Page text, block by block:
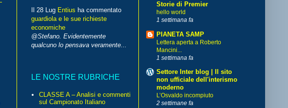
Il 28 Lug Entius ha commentato
guardiola e le sue richieste
economiche
@Stefano. Evidentemente
qualcuno lo pensava veramente...
LE NOSTRE RUBRICHE
CLASSE A – Analisi e commenti
sul Campionato Italiano
Storie di Premier
hello world
1 settimana fa
PIANETA SAMP
Lettera aperta a Roberto
Mancini...
1 settimana fa
Settore Inter blog | Il sito
non ufficiale dell'interismo
moderno
L’Osvaldo incompiuto
2 settimane fa